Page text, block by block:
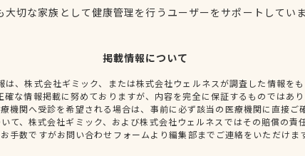
大切な家族として健康管理を行うユーザーをサポートしてい
掲載情報について
は、株式会社ギミック、または株式会社ウェルネスが調査した情報を
確な情報掲載に努めておりますが、内容を完全に保証するものではあ
機関へ受診を希望される場合は、事前に必ず該当の医療機関に直接ご
て、株式会社ギミック、および株式会社ウェルネスではその賠償の責
手数ですがお問い合わせフォームより編集部までご連絡をいただけま